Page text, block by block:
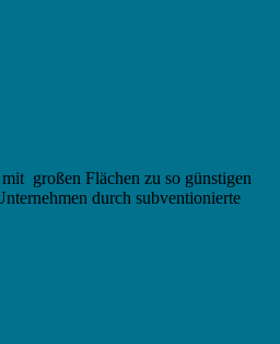
großen Flächen zu so günstigen
durch subventionierte